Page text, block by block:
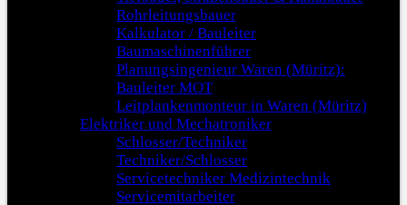
Rohrleitungsbauer
Kalkulator / Bauleiter
Baumaschinenführer
Planungsingenieur Waren (Müritz):
Bauleiter MOT
Leitplankenmonteur in Waren (Müritz)
Elektriker und Mechatroniker
Schlosser/Techniker
Techniker/Schlosser
Servicetechniker Medizintechnik
Servicemitarbeiter